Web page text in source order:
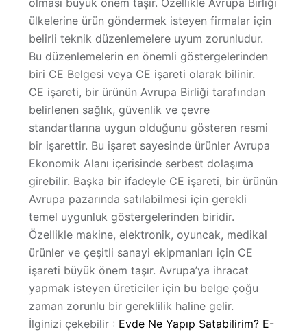
Hakkımızda
olması büyük önem taşır. Özellikle Avrupa Birliği
ülkelerine ürün göndermek isteyen firmalar için
belirli teknik düzenlemelere uyum zorunludur.
Bu düzenlemelerin en önemli göstergelerinden
biri CE Belgesi veya CE işareti olarak bilinir.
CE işareti, bir ürünün Avrupa Birliği tarafından
belirlenen sağlık, güvenlik ve çevre
standartlarına uygun olduğunu gösteren resmi
bir işarettir. Bu işaret sayesinde ürünler Avrupa
Ekonomik Alanı içerisinde serbest dolaşıma
girebilir. Başka bir ifadeyle CE işareti, bir ürünün
Avrupa pazarında satılabilmesi için gerekli
temel uygunluk göstergelerinden biridir.
Özellikle makine, elektronik, oyuncak, medikal
ürünler ve çeşitli sanayi ekipmanları için CE
işareti büyük önem taşır. Avrupa’ya ihracat
yapmak isteyen üreticiler için bu belge çoğu
zaman zorunlu bir gereklilik haline gelir.
İlginizi çekebilir : Evde Ne Yapıp Satabilirim? E-